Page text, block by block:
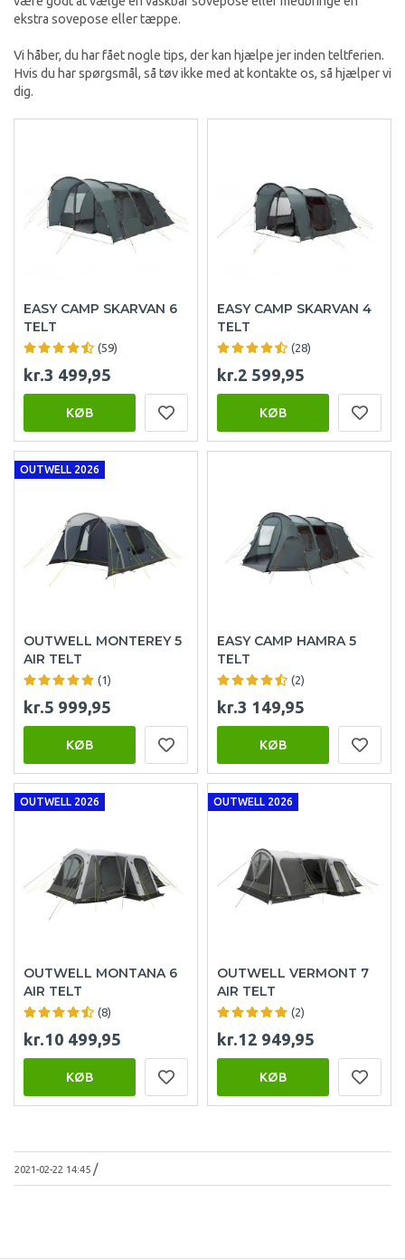
ekstra sovepose eller tæppe.
Vi håber, du har fået nogle tips, der kan hjælpe jer inden teltferien.
Hvis du har spørgsmål, så tøv ikke med at kontakte os, så hjælper vi
dig.
EASY CAMP SKARVAN 6
TELT
(59)
kr.3 499,95
KØB
EASY CAMP SKARVAN 4
TELT
(28)
kr.2 599,95
KØB
OUTWELL 2026
OUTWELL MONTEREY 5
AIR TELT
(1)
kr.5 999,95
KØB
EASY CAMP HAMRA 5
TELT
(2)
kr.3 149,95
KØB
OUTWELL 2026
OUTWELL MONTANA 6
AIR TELT
(8)
kr.10 499,95
KØB
OUTWELL 2026
OUTWELL VERMONT 7
AIR TELT
(2)
kr.12 949,95
KØB
2021-02-22 14:45 /